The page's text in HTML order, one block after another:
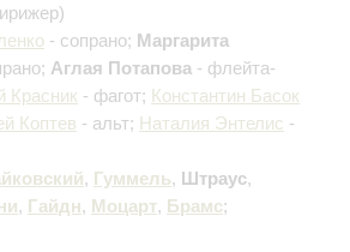
- сопрано; Маргарита
Аглая Потапова - флейта-
Красник - фагот; Константин Басок
Коптев - альт; Наталия Энтелис -
, Гуммель, Штраус,
, Гайдн, Моцарт, Брамс;